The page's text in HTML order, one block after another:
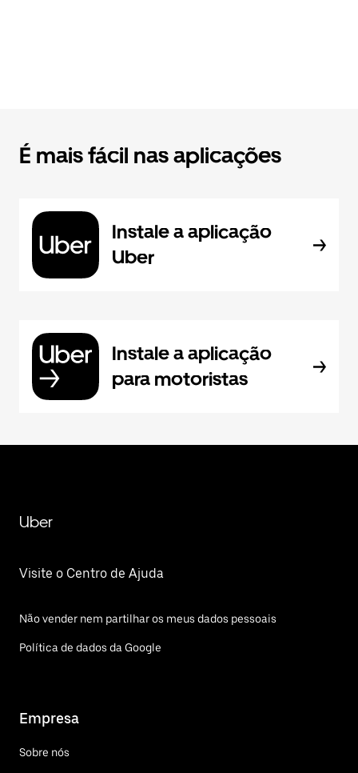
É mais fácil nas aplicações
Instale a aplicação
Uber
Instale a aplicação
para motoristas
Uber
Visite o Centro de Ajuda
Não vender nem partilhar os meus dados pessoais
Política de dados da Google
Empresa
Sobre nós